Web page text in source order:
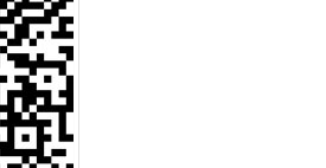
毕业论文|职称论文_778论文
-注册税务师-无忧考网
和普通发票有什么不同用途？_其他问
第一文库网
的通知
处理？-中国会计网